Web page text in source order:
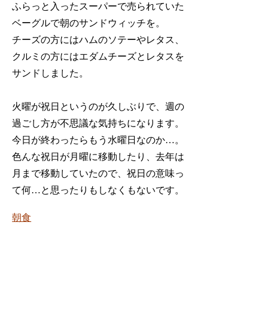
ふらっと入ったスーパーで売られていた
ベーグルで朝のサンドウィッチを。
チーズの方にはハムのソテーやレタス、
クルミの方にはエダムチーズとレタスを
サンドしました。
火曜が祝日というのが久しぶりで、週の
過ごし方が不思議な気持ちになります。
今日が終わったらもう水曜日なのか…。
色んな祝日が月曜に移動したり、去年は
月まで移動していたので、祝日の意味っ
て何…と思ったりもしなくもないです。
朝食